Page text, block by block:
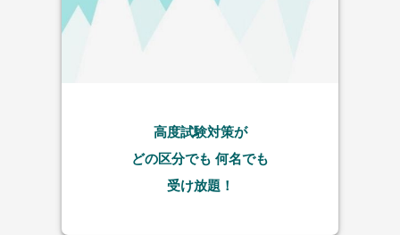
高度試験対策が
どの区分でも 何名でも
受け放題！